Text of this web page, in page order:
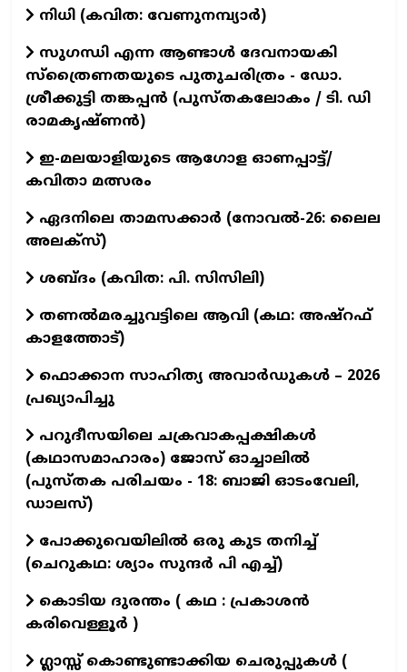
നിധി (കവിത: വേണുനമ്പ്യാർ)
സുഗന്ധി എന്ന ആണ്ടാള്‍ ദേവനായകി
സ്ത്രൈണതയുടെ പുതുചരിത്രം - ഡോ.
ശ്രീക്കുട്ടി തങ്കപ്പന്‍ (പുസ്തകലോകം / ടി. ഡി
രാമകൃഷ്ണന്‍)
ഇ-മലയാളിയുടെ ആഗോള ഓണപ്പാട്ട്/
കവിതാ മത്സരം
ഏദനിലെ താമസക്കാർ (നോവല്‍-26: ലൈല
അലക്‌സ്)
ശബ്ദം (കവിത: പി. സിസിലി)
തണൽമരച്ചുവട്ടിലെ ആവി (കഥ: അഷ്‌റഫ്
കാളത്തോട്)
ഫൊക്കാന സാഹിത്യ അവാർഡുകൾ – 2026
പ്രഖ്യാപിച്ചു
പറുദീസയിലെ ചക്രവാകപ്പക്ഷികൾ
(കഥാസമാഹാരം) ജോസ് ഓച്ചാലിൽ
(പുസ്തക പരിചയം - 18: ബാജി ഓടംവേലി,
ഡാലസ്)
പോക്കുവെയിലിൽ ഒരു കുട തനിച്ച്
(ചെറുകഥ: ശ്യാം സുന്ദര്‍ പി എച്ച്)
കൊടിയ ദുരന്തം ( കഥ : പ്രകാശൻ
കരിവെള്ളൂർ )
ഗ്ലാസ്സ് കൊണ്ടുണ്ടാക്കിയ ചെരുപ്പുകൾ (